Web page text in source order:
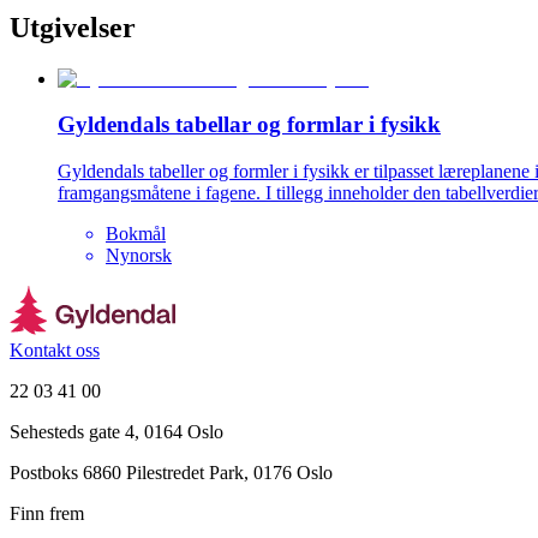
Utgivelser
Gyldendals tabellar og formlar i fysikk
Gyldendals tabeller og formler i fysikk er tilpasset
framgangsmåtene i fagene. I tillegg inneholder den
Bokmål
Nynorsk
Kontakt oss
22 03 41 00
Sehesteds gate 4, 0164 Oslo
Postboks 6860 Pilestredet Park, 0176 Oslo
Finn frem